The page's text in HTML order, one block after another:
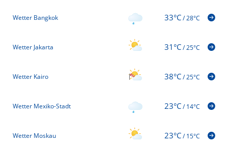
Wetter Bangkok 33°C/28°C
Wetter Jakarta 31°C/25°C
Wetter Kairo 38°C/25°C
Wetter Mexiko-Stadt 23°C/14°C
Wetter Moskau 23°C/15°C